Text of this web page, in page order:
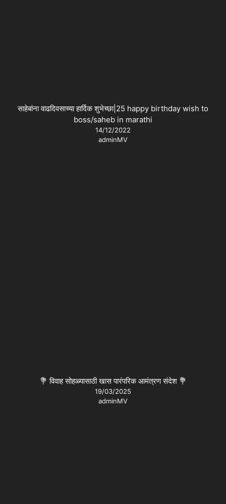
साहेबांना वाढदिवसाच्या हार्दिक शुभेच्छा|25 happy birthday wish to
boss/saheb in marathi
14/12/2022
adminMV
💐 विवाह सोहळ्यासाठी खास पारंपरिक आमंत्रण संदेश 💐
19/03/2025
adminMV